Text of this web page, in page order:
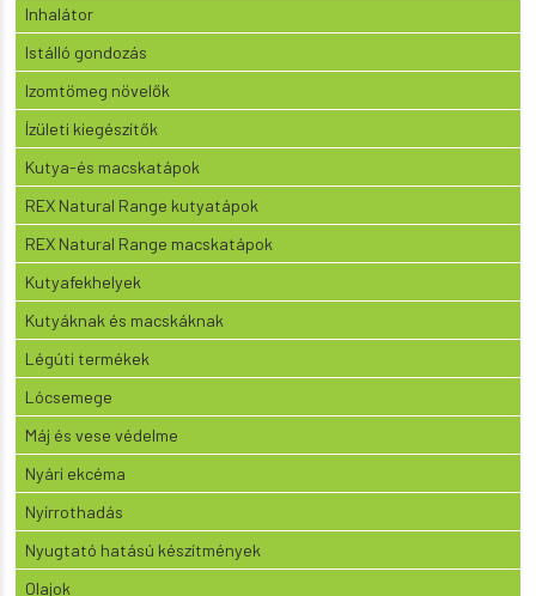
Inhalátor
Istálló gondozás
Izomtömeg növelők
Ízületi kiegészítők
Kutya-és macskatápok
REX Natural Range kutyatápok
REX Natural Range macskatápok
Kutyafekhelyek
Kutyáknak és macskáknak
Légúti termékek
Lócsemege
Máj és vese védelme
Nyári ekcéma
Nyírrothadás
Nyugtató hatású készítmények
Olajok